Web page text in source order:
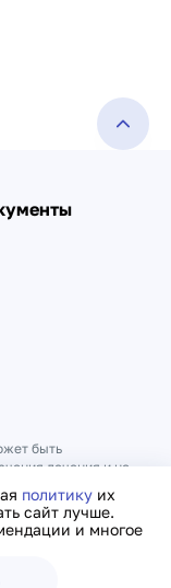
политику их
сайт лучше.
и многое
быть
лечения и не
оферты